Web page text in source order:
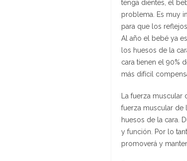
tenga dientes, el
problema. Es muy
para que los
Al año el bebé ya
los huesos de la
cara tienen el 90%
más difícil
La fuerza muscular
fuerza muscular de
huesos de la cara.
y función. Por lo
promoverá y